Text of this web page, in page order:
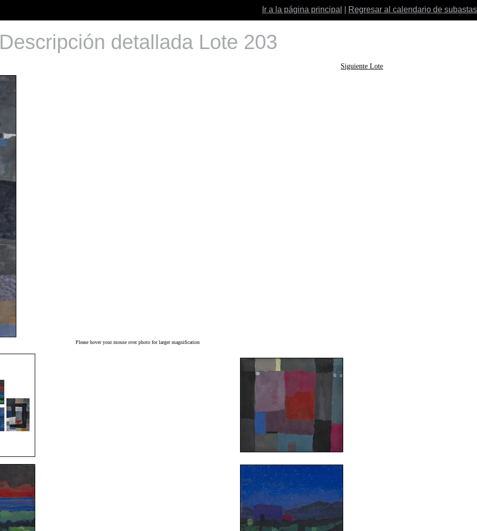
Ir a la página principal Regresar al calendario de subastas
Descripción detallada Lote 203
Siguiente Lote
Please hover your mouse over photo for larger magnification